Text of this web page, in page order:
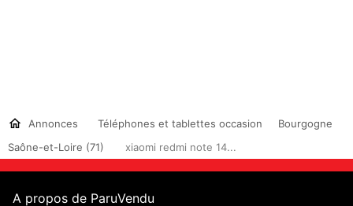
Annonces Téléphones et tablettes occasion
Bourgogne
Saône-et-Loire (71)
xiaomi redmi note 14...
A propos de ParuVendu